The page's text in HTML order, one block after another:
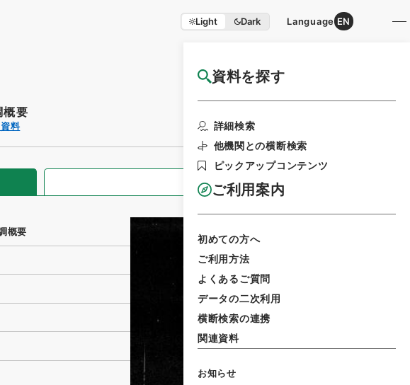
Light Dark Language EN
資料を探す
詳細検索
他機関との横断検索
ピックアップコンテンツ
ご利用案内
初めての方へ
ご利用方法
よくあるご質問
データの二次利用
横断検索の連携
関連資料
お知らせ
国立公文書館HP利用案内
概要
料
全ての情報
概要